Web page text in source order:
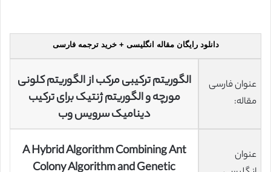
دانلود رایگان مقاله انگلیسی + خرید ترجمه فارسی
عنوان فارسی
مقاله:
الگوریتم ترکیبی مرکب از الگوریتم کلونی
مورچه و الگوریتم ژنتیک برای ترکیب
دینامیک سرویس وب
عنوان
A Hybrid Algorithm Combining Ant
Colony Algorithm and Genetic